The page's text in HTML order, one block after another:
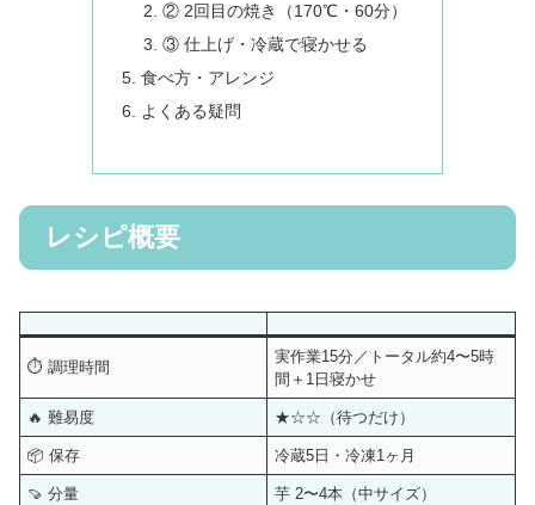
② 2回目の焼き（170℃・60分）
③ 仕上げ・冷蔵で寝かせる
食べ方・アレンジ
よくある疑問
レシピ概要
⏱ 調理時間
実作業15分／トータル約4〜5時
間＋1日寝かせ
🔥 難易度 ★☆☆（待つだけ）
📦 保存 冷蔵5日・冷凍1ヶ月
🍠 分量 芋 2〜4本（中サイズ）